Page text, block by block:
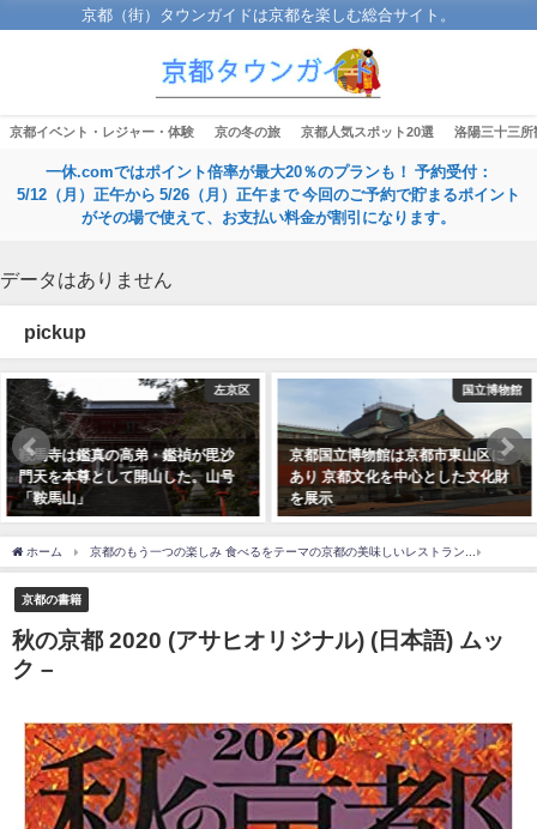
京都（街）タウンガイドは京都を楽しむ総合サイト。
京都イベント・レジャー・体験 京の冬の旅 京都人気スポット20選 洛陽三十三所
一休.comではポイント倍率が最大20％のプランも！ 予約受付：
5/12（月）正午から 5/26（月）正午まで 今回のご予約で貯まるポイント
がその場で使えて、お支払い料金が割引になります。
データはありません
pickup
国立博物館
京都国立博物館は京都市東山区に
あり 京都文化を中心とした文化財
を展示
世界遺
宇治上神社（うじがみじんじゃ）
現存最古の神社建築 拝殿は国宝
ホーム 京都のもう一つの楽しみ 食べるをテーマの京都の美味しいレストラン
京都の書籍
秋の京都 2020 (アサヒオリジナル) (日本語) ムッ
ク –